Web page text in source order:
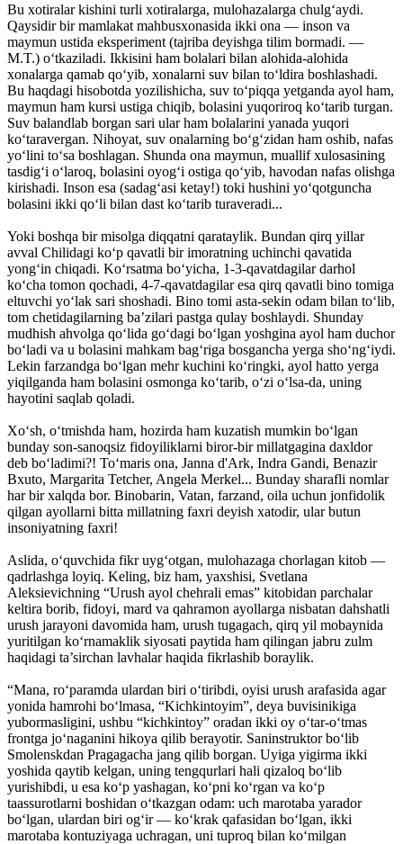
Bu xotiralar kishini turli xotiralarga, mulohazalarga chulg‘aydi.
Qaysidir bir mamlakat mahbusxonasida ikki ona — inson va
maymun ustida eksperiment (tajriba deyishga tilim bormadi. —
M.T.) o‘tkaziladi. Ikkisini ham bolalari bilan alohida-alohida
xonalarga qamab qo‘yib, xonalarni suv bilan to‘ldira boshlashadi.
Bu haqdagi hisobotda yozilishicha, suv to‘piqqa yetganda ayol ham,
maymun ham kursi ustiga chiqib, bolasini yuqoriroq ko‘tarib turgan.
Suv balandlab borgan sari ular ham bolalarini yanada yuqori
ko‘taravergan. Nihoyat, suv onalarning bo‘g‘zidan ham oshib, nafas
yo‘lini to‘sa boshlagan. Shunda ona maymun, muallif xulosasining
tasdig‘i o‘laroq, bolasini oyog‘i ostiga qo‘yib, havodan nafas olishga
kirishadi. Inson esa (sadag‘asi ketay!) toki hushini yo‘qotguncha
bolasini ikki qo‘li bilan dast ko‘tarib turaveradi...
Yoki boshqa bir misolga diqqatni qarataylik. Bundan qirq yillar
avval Chilidagi ko‘p qavatli bir imoratning uchinchi qavatida
yong‘in chiqadi. Ko‘rsatma bo‘yicha, 1-3-qavatdagilar darhol
ko‘cha tomon qochadi, 4-7-qavatdagilar esa qirq qavatli bino tomiga
eltuvchi yo‘lak sari shoshadi. Bino tomi asta-sekin odam bilan to‘lib,
tom chetidagilarning ba’zilari pastga qulay boshlaydi. Shunday
mudhish ahvolga qo‘lida go‘dagi bo‘lgan yoshgina ayol ham duchor
bo‘ladi va u bolasini mahkam bag‘riga bosgancha yerga sho‘ng‘iydi.
Lekin farzandga bo‘lgan mehr kuchini ko‘ringki, ayol hatto yerga
yiqilganda ham bolasini osmonga ko‘tarib, o‘zi o‘lsa-da, uning
hayotini saqlab qoladi.
Xo‘sh, o‘tmishda ham, hozirda ham kuzatish mumkin bo‘lgan
bunday son-sanoqsiz fidoyiliklarni biror-bir millatgagina daxldor
deb bo‘ladimi?! To‘maris ona, Janna d'Ark, Indra Gandi, Benazir
Bxuto, Margarita Tetcher, Angela Merkel... Bunday sharafli nomlar
har bir xalqda bor. Binobarin, Vatan, farzand, oila uchun jonfidolik
qilgan ayollarni bitta millatning faxri deyish xatodir, ular butun
insoniyatning faxri!
Aslida, o‘quvchida fikr uyg‘otgan, mulohazaga chorlagan kitob —
qadrlashga loyiq. Keling, biz ham, yaxshisi, Svetlana
Aleksievichning “Urush ayol chehrali emas” kitobidan parchalar
keltira borib, fidoyi, mard va qahramon ayollarga nisbatan dahshatli
urush jarayoni davomida ham, urush tugagach, qirq yil mobaynida
yuritilgan ko‘rnamaklik siyosati paytida ham qilingan jabru zulm
haqidagi ta’sirchan lavhalar haqida fikrlashib boraylik.
“Mana, ro‘paramda ulardan biri o‘tiribdi, oyisi urush arafasida agar
yonida hamrohi bo‘lmasa, “Kichkintoyim”, deya buvisinikiga
yubormasligini, ushbu “kichkintoy” oradan ikki oy o‘tar-o‘tmas
frontga jo‘naganini hikoya qilib berayotir. Saninstruktor bo‘lib
Smolenskdan Pragagacha jang qilib borgan. Uyiga yigirma ikki
yoshida qaytib kelgan, uning tengqurlari hali qizaloq bo‘lib
yurishibdi, u esa ko‘p yashagan, ko‘pni ko‘rgan va ko‘p
taassurotlarni boshidan o‘tkazgan odam: uch marotaba yarador
bo‘lgan, ulardan biri og‘ir — ko‘krak qafasidan bo‘lgan, ikki
marotaba kontuziyaga uchragan, uni tuproq bilan ko‘milgan